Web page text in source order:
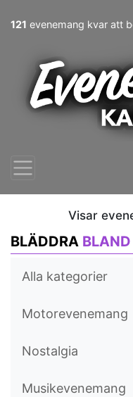
121 evenemang kvar att
Visar
BLÄDDRA
Alla kategorier
Motorevenemang
Nostalgia
Musikevenemang